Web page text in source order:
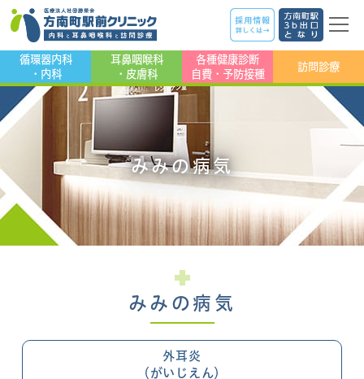
循環器内科
・内科
耳鼻咽喉科
・皮膚科
各種健康診断
自費・予防接種
訪問診療
みみの病気
みみの病気
外耳炎
（がいじえん）